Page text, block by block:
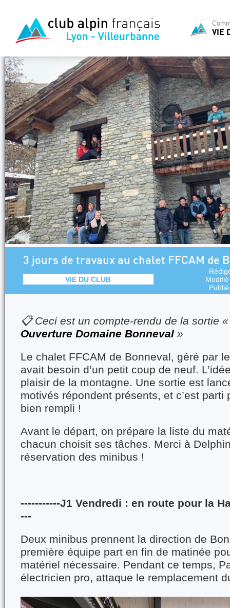
VIE
3 jours de travaux au chalet FFCAM de
VIE DU CLUB
📋 Ceci est un compte-rendu de la sortie
Ouverture Domaine Bonneval »
Le chalet FFCAM de Bonneval, géré par
avait besoin d’un petit coup de neuf.
plaisir de la montagne. Une sortie est
motivés répondent présents, et c’est parti
bien rempli !
Avant le départ, on prépare la liste du
chacun choisit ses tâches. Merci à
réservation des minibus !
-----------J1 Vendredi : en route pour la
---
Deux minibus prennent la direction de
première équipe part en fin de matinée
matériel nécessaire. Pendant ce temps,
électricien pro, attaque le remplacement